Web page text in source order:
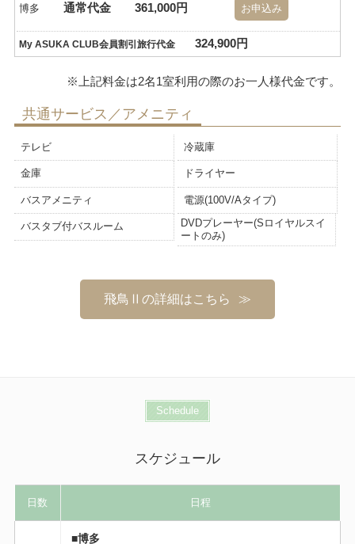
博多 通常代金 361,000円 お申込み
My ASUKA CLUB会員割引旅行代金 324,900円
共通サービス／アメニティ
テレビ 冷蔵庫
金庫 ドライヤー
バスアメニティ 電源(100V/Aタイプ)
バスタブ付バスルーム
DVDプレーヤー(Sロイヤルスイ
ートのみ)
飛鳥Ⅱの詳細はこちら
Schedule
スケジュール
日数 日程
■博多